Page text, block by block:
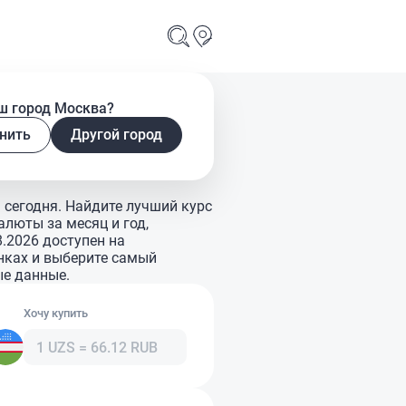
город Москва?
Другой город
Найдите лучший курс
за месяц и год,
доступен на
и выберите самый
данные.
Хочу купить